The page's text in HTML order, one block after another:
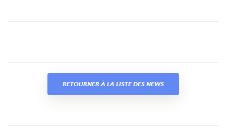
RETOURNER À LA LISTE DES NEWS